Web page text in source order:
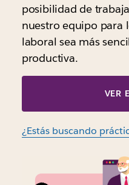
posibilidad de
nuestro equipo para
laboral sea más
productiva.
VER
¿Estás buscando